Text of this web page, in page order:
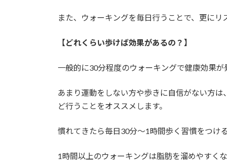
また、ウォーキングを毎日行うことで、更にリ
【どれくらい歩けば効果があるの？】
一般的に30分程度のウォーキングで健康効果が
あまり運動をしない方や歩きに自信がない方
ど行うことをオススメします。
慣れてきたら毎日30分～1時間歩く習慣をつけ
1時間以上のウォーキングは脂肪を溜めやすく